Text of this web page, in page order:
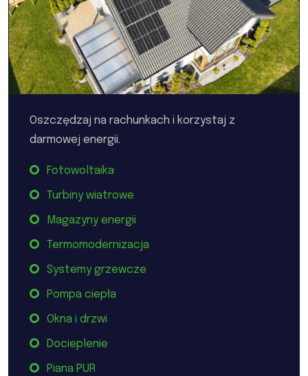
Oszczędzaj na rachunkach i korzystaj z
darmowej energii.
Fotowoltaika
Turbiny wiatrowe
Magazyny energii
Termomodernizacja
Systemy grzewcze
Pompa ciepła
Okna i drzwi
Docieplenie
Piana PUR